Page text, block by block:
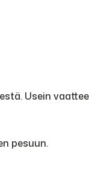
Usein
pesuun.